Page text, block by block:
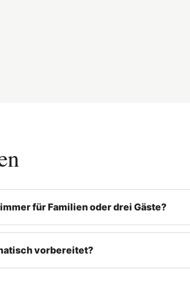
für Familien oder drei Gäste?
vorbereitet?